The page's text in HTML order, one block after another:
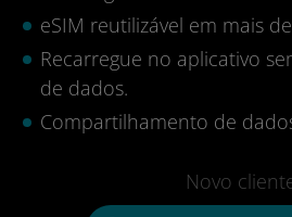
eSIM reutilizável em mais
Recarregue no aplicativo
de dados.
Compartilhamento de
Novo